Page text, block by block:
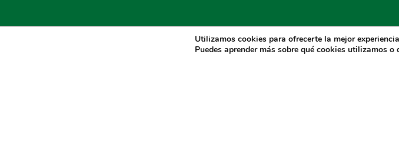
Utilizamos cookies para ofrecerte la mejor
Puedes aprender más sobre qué cookies utilizamos